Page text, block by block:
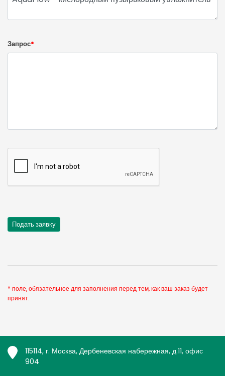
Запрос*
* поле, обязательное для заполнения перед тем, как ваш заказ будет
принят.
115114, г. Москва, Дербеневская набережная, д.11, офис
904